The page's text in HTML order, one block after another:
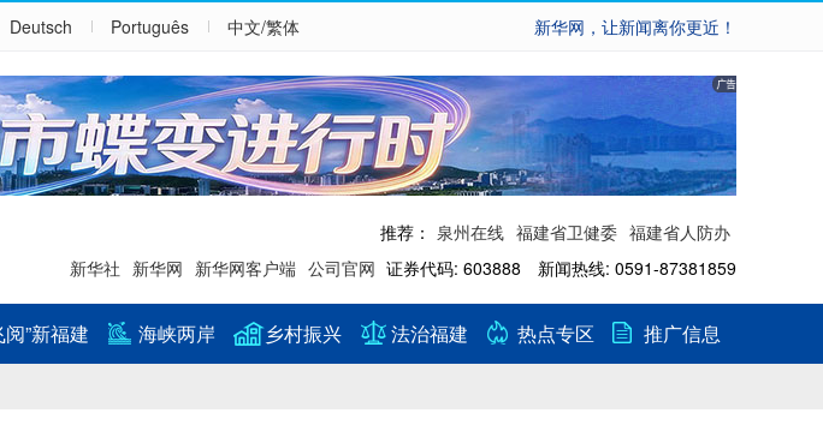
Deutsch Português 中文/繁体 新华网，让新闻离你更近！
推荐： 泉州在线 福建省卫健委 福建省人防办
新华社 新华网 新华网客户端 公司官网 证券代码: 603888 新闻热线: 0591-87381859
阅”新福建 海峡两岸 乡村振兴 法治福建 热点专区
推广信息